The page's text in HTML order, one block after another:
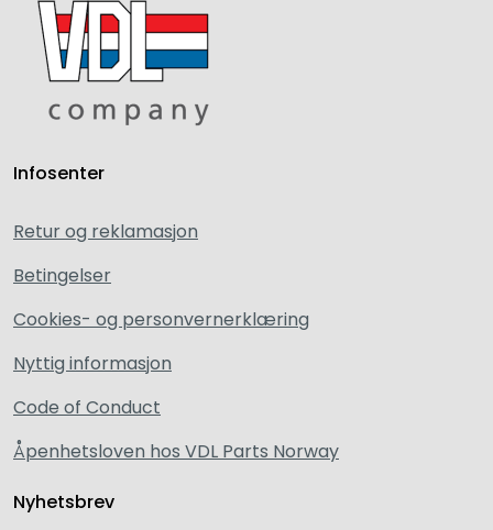
Infosenter
Retur og reklamasjon
Betingelser
Cookies- og personvernerklæring
Nyttig informasjon
Code of Conduct
Åpenhetsloven hos VDL Parts Norway
Nyhetsbrev